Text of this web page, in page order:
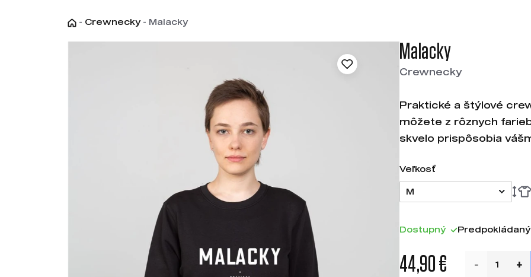
- Crewnecky - Malacky
Malacky
Crewnecky
Praktické a štýlové
môžete z rôznych
skvelo prispôsobia
Veľkosť
M
Dostupný
44,90 €